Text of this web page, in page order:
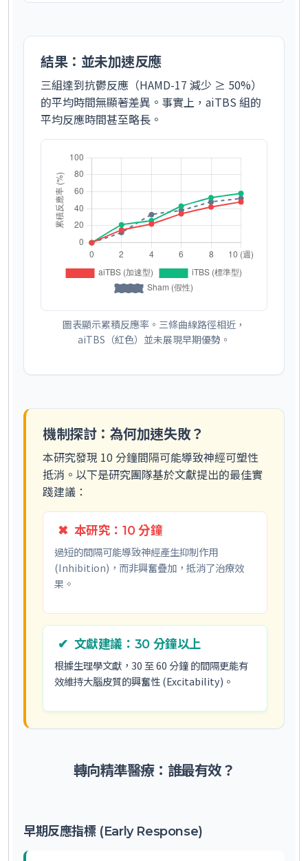
結果：並未加速反應
三組達到抗鬱反應（HAMD-17 減少 ≥ 50%）
的平均時間無顯著差異。事實上，aiTBS 組的
平均反應時間甚至略長。
圖表顯示累積反應率。三條曲線路徑相近，
aiTBS（紅色）並未展現早期優勢。
機制探討：為何加速失敗？
本研究發現 10 分鐘間隔可能導致神經可塑性
抵消。以下是研究團隊基於文獻提出的最佳實
踐建議：
✖ 本研究：10 分鐘
過短的間隔可能導致神經產生抑制作用
(Inhibition) ，而非興奮疊加，抵消了治療效
果。
✔ 文獻建議：30 分鐘以上
根據生理學文獻， 30 至 60 分鐘的間隔更能有
效維持大腦皮質的興奮性 (Excitability)。
轉向精準醫療：誰最有效？
早期反應指標 (Early Response)